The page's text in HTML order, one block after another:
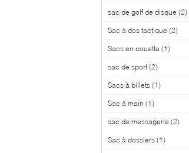
sac de golf de disque (2)
Sac à dos tactique (2)
Sacs en couette (1)
sac de sport (2)
Sacs à billets (1)
Sac à main (1)
sac de messagerie (2)
Sac à dossiers (1)